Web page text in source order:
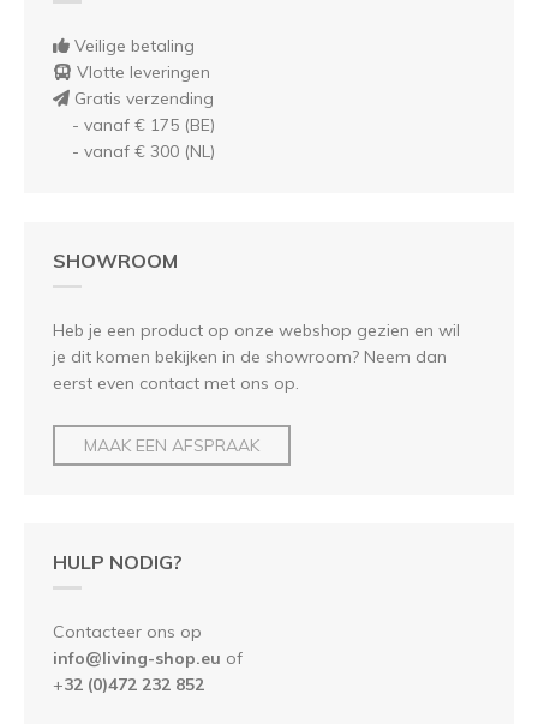
Veilige betaling
Vlotte leveringen
Gratis verzending
- vanaf € 175 (BE)
- vanaf € 300 (NL)
SHOWROOM
Heb je een product op onze webshop gezien en wil
je dit komen bekijken in de showroom? Neem dan
eerst even contact met ons op.
MAAK EEN AFSPRAAK
HULP NODIG?
Contacteer ons op
info@living-shop.eu of
+32 (0)472 232 852